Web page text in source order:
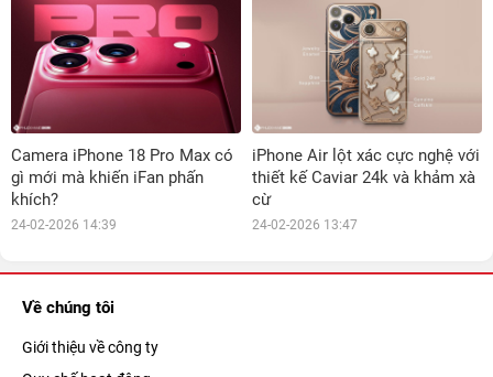
Camera iPhone 18 Pro Max có
gì mới mà khiến iFan phấn
khích?
24-02-2026 14:39
iPhone Air lột xác cực nghệ với
thiết kế Caviar 24k và khảm xà
cừ
24-02-2026 13:47
Về chúng tôi
Giới thiệu về công ty